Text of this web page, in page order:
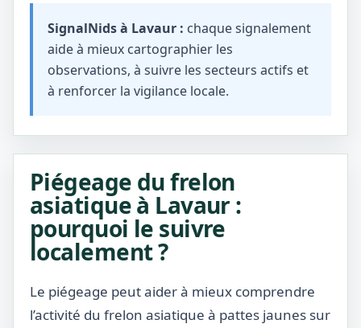
SignalNids à Lavaur : chaque signalement
aide à mieux cartographier les
observations, à suivre les secteurs actifs et
à renforcer la vigilance locale.
Piégeage du frelon
asiatique à Lavaur :
pourquoi le suivre
localement ?
Le piégeage peut aider à mieux comprendre
l’activité du frelon asiatique à pattes jaunes sur